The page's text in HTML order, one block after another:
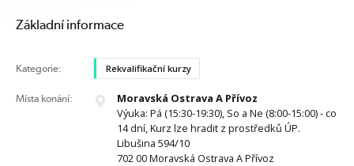
Základní informace
Kategorie: Rekvalifikační kurzy
Místa konání:
Moravská Ostrava A Přívoz
Výuka: Pá (15:30-19:30), So a Ne (8:00-15:00) - co
14 dní, Kurz lze hradit z prostředků ÚP.
Libušina 594/10
702 00 Moravská Ostrava A Přívoz